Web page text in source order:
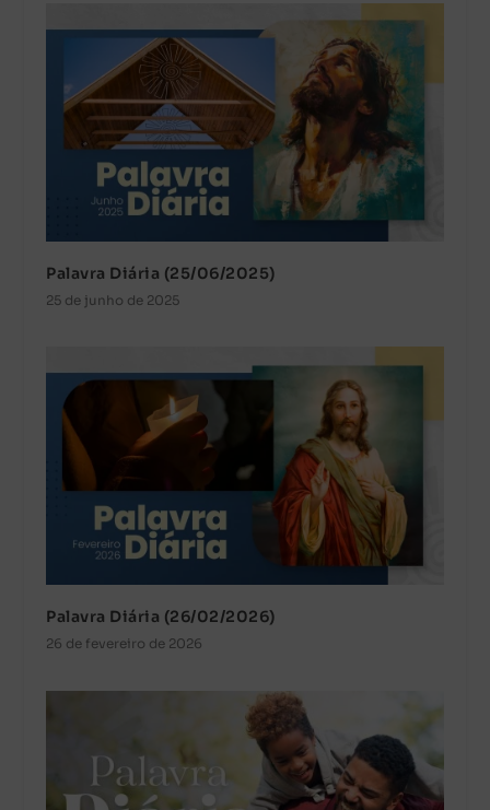
Palavra Diária (25/06/2025)
25 de junho de 2025
Palavra Diária (26/02/2026)
26 de fevereiro de 2026